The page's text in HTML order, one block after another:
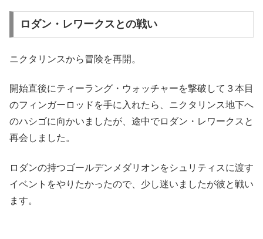
ロダン・レワークスとの戦い
ニクタリンスから冒険を再開。
開始直後にティーラング・ウォッチャーを撃破して３本目
のフィンガーロッドを手に入れたら、ニクタリンス地下へ
のハシゴに向かいましたが、途中でロダン・レワークスと
再会しました。
ロダンの持つゴールデンメダリオンをシュリティスに渡す
イベントをやりたかったので、少し迷いましたが彼と戦い
ます。